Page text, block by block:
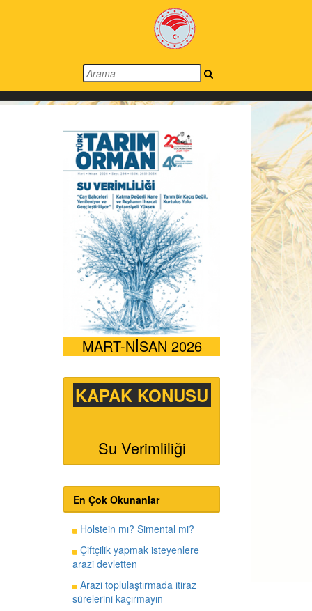
MART-NİSAN 2026
KAPAK KONUSU
Su Verimliliği
En Çok Okunanlar
Holstein mı? Simental mi?
Çiftçilik yapmak isteyenlere
arazi devletten
Arazi toplulaştırmada itiraz
sürelerini kaçırmayın